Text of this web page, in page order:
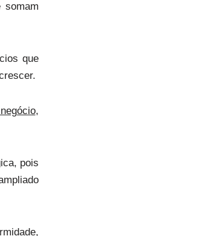
somam
que
,
pois